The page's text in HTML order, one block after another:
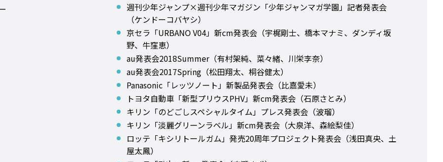
週刊少年ジャンプ×週刊少年マガジン「少年ジャンマガ学園」記者発表会
（ケンドーコバヤシ）
京セラ「URBANO V04」新cm発表会（宇梶剛士、橋本マナミ、ダンディ坂
野、牛窪恵）
au発表会2018Summer（有村架純、菜々緒、川栄李奈）
au発表会2017Spring（松田翔太、桐谷健太）
Panasonic「レッツノート」新製品発表会（比嘉愛未）
トヨタ自動車「新型プリウスPHV」新cm発表会（石原さとみ）
キリン「のどごしスペシャルタイム」プレス発表会（波瑠）
キリン「淡麗グリーンラベル」新cm発表会（大泉洋、森絵梨佳）
ロッテ「キシリトールガム」発売20周年プロジェクト発表会（浅田真央、土
屋太鳳）